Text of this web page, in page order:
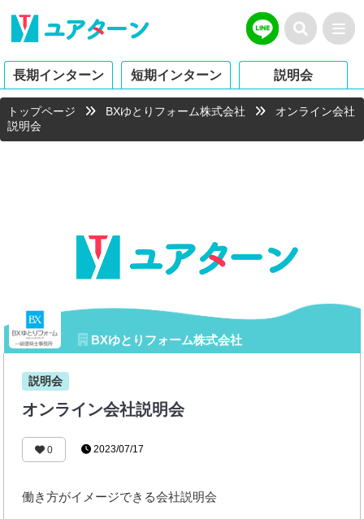
長期インターン 短期インターン 説明会
トップページ BXゆとりフォーム株式会社
オンライン会社
説明会
BXゆとりフォーム株式会社
説明会
オンライン会社説明会
0 2023/07/17
働き方がイメージできる会社説明会